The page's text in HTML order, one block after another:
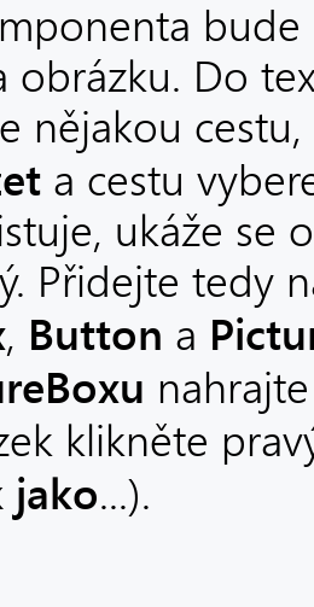
obrázku. Do
nějakou
a cestu
ukáže se
Přidejte tedy
, Button a
klikněte
jako...).